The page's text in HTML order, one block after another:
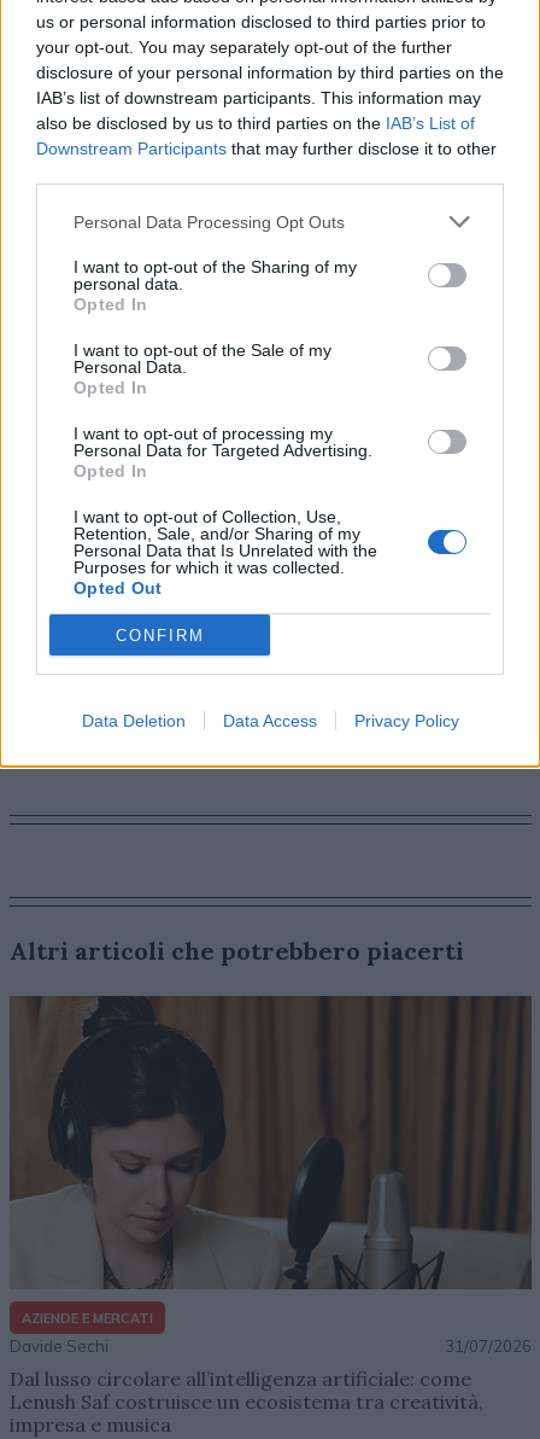
us or personal information disclosed to third parties prior to
your opt-out. You may separately opt-out of the further
disclosure of your personal information by third parties on the
IAB’s list of downstream participants. This information may
also be disclosed by us to third parties on the IAB’s List of
Downstream Participants that may further disclose it to other
Personal Data Processing Opt Outs
I want to opt-out of the Sharing of my
personal data.
Opted In
I want to opt-out of the Sale of my
Personal Data.
Opted In
I want to opt-out of processing my
Personal Data for Targeted Advertising.
Opted In
I want to opt-out of Collection, Use,
Retention, Sale, and/or Sharing of my
Personal Data that Is Unrelated with the
Purposes for which it was collected.
Opted Out
CONFIRM
Data Deletion Data Access Privacy Policy
I servizi disponibili attraverso Mexedia ON sono
molteplici: tra questi laDashboard Omnicanale, il
Flowbuilder, la Data Room e la Billing Platform
particolare, la Dashboard Omnicanale consente di
connettersi con i propri clienti sul loro canale preferito,
creando un flusso di comunicazione sempre coerente e
in linea con le conversazioni precedenti. Inoltre,
tramite la super app sarà possibile ottimizzare anche il
lavoro dei propri collaboratori, automatizzando le
attività di routine a basso valore aggiunto, per esempio
modelli di AI per una risposta immediata ed efficace.
Grazie ai Flowbuilder centralizzati, si possono altresì
processi manuali, ma anche integrando agevolmente
l’ecosistema tecnologico esistente con le soluzioni di
Infine, mediante la Data Room, aziende e
organizzazioni possono monitorare da un’unica
dashboard il successo delle loro operazioni, analizzare i
KPIs rispetto ad ogni fase del customer journey, così da
poter incrementare la soddisfazione del cliente.
Altri articoli che potrebbero piacerti
AZIENDE E MERCATI
Davide Sechi 31/07/2026
Dal lusso circolare all’intelligenza artificiale: come
Lenush Saf costruisce un ecosistema tra creatività,
impresa e musica